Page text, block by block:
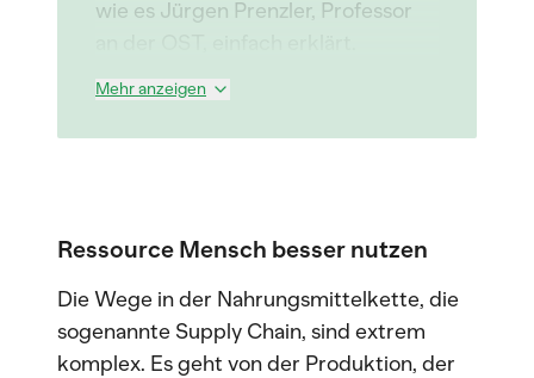
wie es Jürgen Prenzler, Professor
Mehr anzeigen
Ressource Mensch besser nutzen
Die Wege in der Nahrungsmittelkette, die
sogenannte Supply Chain, sind extrem
komplex. Es geht von der Produktion, der